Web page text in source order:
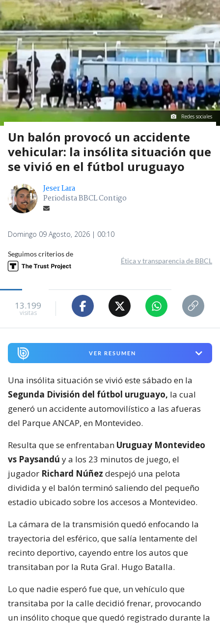
Redes sociales
Un balón provocó un accidente
vehicular: la insólita situación que
se vivió en el fútbol uruguayo
Jeser Lara
Periodista BBCL Contigo
Domingo 09 Agosto, 2026 | 00:10
Seguimos criterios de
Ética y transparencia de BBCL
13.199
visitas
VER RESUMEN
Una insólita situación se vivió este sábado en la
Segunda División del fútbol uruguayo, la cual
generó un accidente automovilístico a las afueras
del Parque ANCAP, en Montevideo.
Resulta que se enfrentaban Uruguay Montevideo
vs Paysandú y a los 23 minutos de juego, el
jugador Richard Núñez despejó una pelota
dividida y el balón terminó saliendo del pequeño
estadio ubicado sobre los accesos a Montevideo.
La cámara de la transmisión quedó enfocando la
trayectoria del esférico, que salía lentamente del
recinto deportivo, cayendo entre los autos que
transitaban por la Ruta Gral. Hugo Batalla.
Lo que nadie esperó fue que, un vehículo que
transitaba por la calle decidió frenar, provocando
un insólito choque que quedó registrado durante la